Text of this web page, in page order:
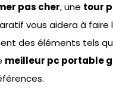
pas cher, une tour
vous aidera à faire
des éléments tels
meilleur pc portable